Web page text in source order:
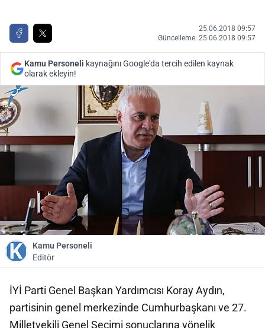
25.06.2018 09:57
Güncelleme: 25.06.2018 09:57
Kamu Personeli kaynağını Google'da tercih edilen kaynak
olarak ekleyin!
Kamu Personeli
Editör
İYİ Parti Genel Başkan Yardımcısı Koray Aydın,
partisinin genel merkezinde Cumhurbaşkanı ve 27.
Milletvekili Genel Seçimi sonuçlarına yönelik